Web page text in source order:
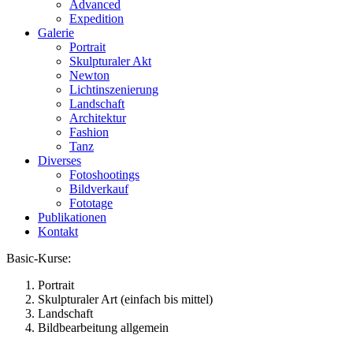
Advanced
Expedition
Galerie
Portrait
Skulpturaler Akt
Newton
Lichtinszenierung
Landschaft
Architektur
Fashion
Tanz
Diverses
Fotoshootings
Bildverkauf
Fototage
Publikationen
Kontakt
Basic-Kurse:
Portrait
Skulpturaler Art (einfach bis mittel)
Landschaft
Bildbearbeitung allgemein